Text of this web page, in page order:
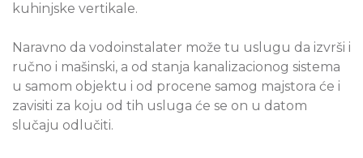
kuhinjske vertikale.
Naravno da vodoinstalater može tu uslugu da izvrši i
ručno i mašinski, a od stanja kanalizacionog sistema
u samom objektu i od procene samog majstora će i
zavisiti za koju od tih usluga će se on u datom
slučaju odlučiti.